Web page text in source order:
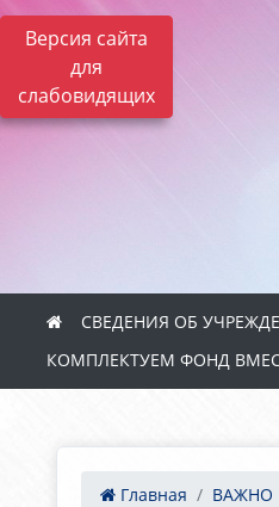
Версия сайта
для
слабовидящих
СВЕДЕНИЯ ОБ
КОМПЛЕКТУЕМ ФОНД
Главная ВАЖНО